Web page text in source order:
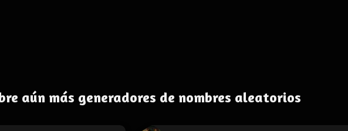
aún más generadores de nombres aleatorios